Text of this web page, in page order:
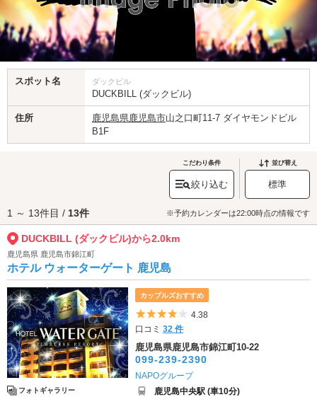
スポット名 ダックビル
DUCKBILL (ダックビル)
住所 鹿児島県 鹿児島市山之口町11-7 ダイヤモンドビル
B1F
こだわり条件
絞り込む
並び替え
標準
1 ～ 13件目 / 13件 ※予約カレンダーは22:00時点の情報です
DUCKBILL (ダックビル)から2.0km
鹿児島県 鹿児島市錦江町
ホテル ウォーターゲート 鹿児島
フォトギャラリー
カップルズおすすめ
5つ星のうち4
4.38
口コミ32 件
鹿児島県鹿児島市錦江町10-22
099-239-2390
NAPOグループ
鹿児島中央駅 (車10分)